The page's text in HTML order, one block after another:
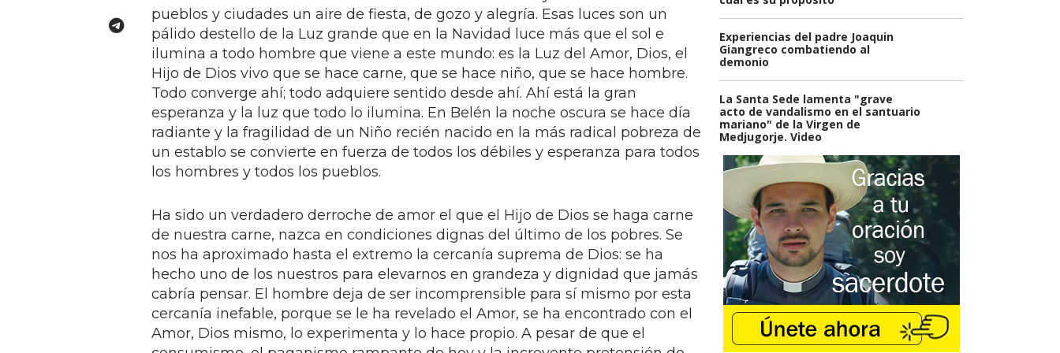
pueblos y ciudades un aire de fiesta, de gozo y alegría. Esas luces son un
pálido destello de la Luz grande que en la Navidad luce más que el sol e
ilumina a todo hombre que viene a este mundo: es la Luz del Amor, Dios, el
Hijo de Dios vivo que se hace carne, que se hace niño, que se hace hombre.
Todo converge ahí; todo adquiere sentido desde ahí. Ahí está la gran
esperanza y la luz que todo lo ilumina. En Belén la noche oscura se hace día
radiante y la fragilidad de un Niño recién nacido en la más radical pobreza de
un establo se convierte en fuerza de todos los débiles y esperanza para todos
los hombres y todos los pueblos.
Ha sido un verdadero derroche de amor el que el Hijo de Dios se haga carne
de nuestra carne, nazca en condiciones dignas del último de los pobres. Se
nos ha aproximado hasta el extremo la cercanía suprema de Dios: se ha
hecho uno de los nuestros para elevarnos en grandeza y dignidad que jamás
cabría pensar. El hombre deja de ser incomprensible para sí mismo por esta
cercanía inefable, porque se le ha revelado el Amor, se ha encontrado con el
Amor, Dios mismo, lo experimenta y lo hace propio. A pesar de que el
Experiencias del padre Joaquin
Giangreco combatiendo al
demonio
La Santa Sede lamenta "grave
acto de vandalismo en el santuario
mariano" de la Virgen de
Medjugorje. Video